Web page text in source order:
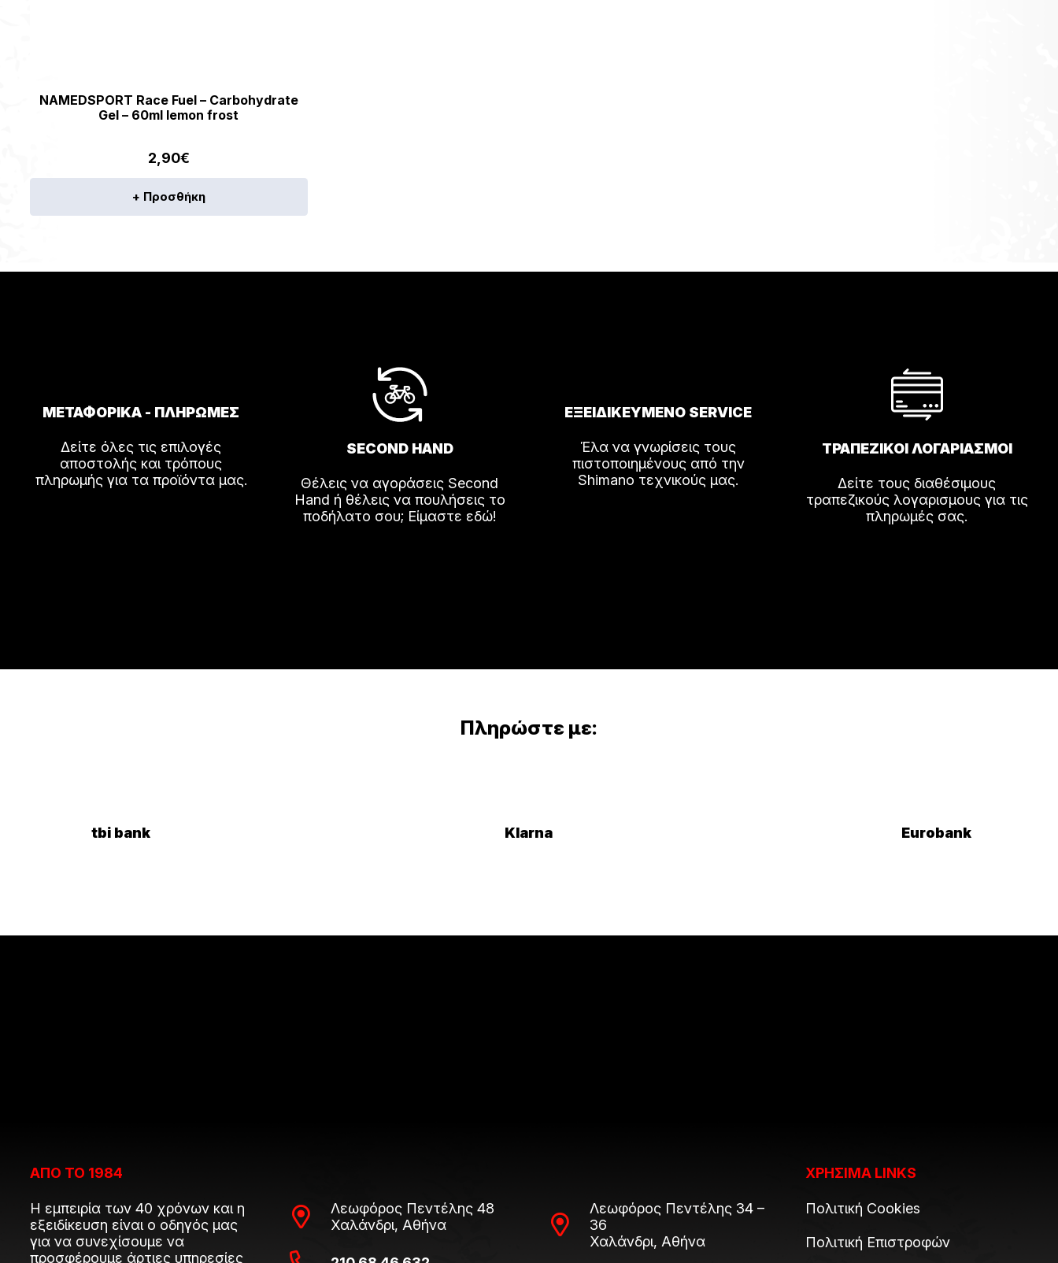
NAMEDSPORT Race Fuel – Carbohydrate
Gel – 60ml lemon frost
2,90€
+ Προσθήκη
ΜΕΤΑΦΟΡΙΚΑ - ΠΛΗΡΩΜΕΣ
Δείτε όλες τις επιλογές
αποστολής και τρόπους
πληρωμής για τα προϊόντα μας.
SECOND HAND
Θέλεις να αγοράσεις Second
Hand ή θέλεις να πουλήσεις το
ποδήλατο σου; Είμαστε εδώ!
ΕΞΕΙΔΙΚΕΥΜΕΝΟ SERVICE
Έλα να γνωρίσεις τους
πιστοποιημένους από την
Shimano τεχνικούς μας.
ΤΡΑΠΕΖΙΚΟΙ ΛΟΓΑΡΙΑΣΜΟΙ
Δείτε τους διαθέσιμους
τραπεζικούς λογαρισμους για τις
πληρωμές σας.
Πληρώστε με:
tbi bank Klarna Eurobank
ΑΠΟ ΤΟ 1984 ΧΡΗΣΙΜΑ LINKS
Η εμπειρία των 40 χρόνων και η
εξειδίκευση είναι ο οδηγός μας
για να συνεχίσουμε να
προσφέρουμε άρτιες υπηρεσίες
Λεωφόρος Πεντέλης 48
Χαλάνδρι, Αθήνα
Λεωφόρος Πεντέλης 34 –
36
Χαλάνδρι, Αθήνα
Πολιτική Cookies
Πολιτική Επιστροφών